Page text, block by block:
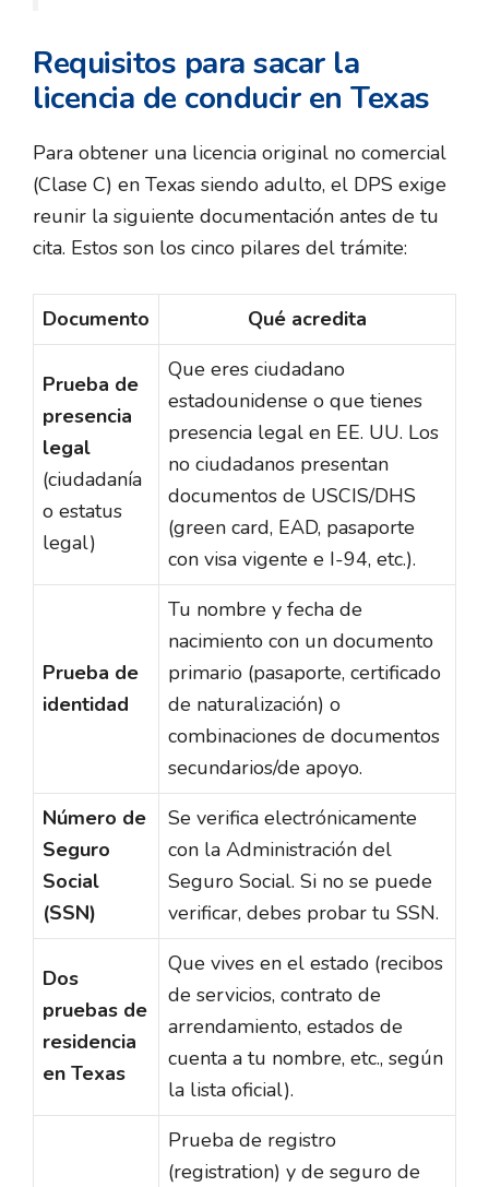
Requisitos para sacar la
licencia de conducir en Texas
Para obtener una licencia original no comercial
(Clase C) en Texas siendo adulto, el DPS exige
reunir la siguiente documentación antes de tu
cita. Estos son los cinco pilares del trámite:
Documento Qué acredita
Prueba de
presencia
legal
(ciudadanía
o estatus
legal)
Que eres ciudadano
estadounidense o que tienes
presencia legal en EE. UU. Los
no ciudadanos presentan
documentos de USCIS/DHS
(green card, EAD, pasaporte
con visa vigente e I-94, etc.).
Prueba de
identidad
Tu nombre y fecha de
nacimiento con un documento
primario (pasaporte, certificado
de naturalización) o
combinaciones de documentos
secundarios/de apoyo.
Número de
Seguro
Social
(SSN)
Se verifica electrónicamente
con la Administración del
Seguro Social. Si no se puede
verificar, debes probar tu SSN.
Dos
pruebas de
residencia
en Texas
Que vives en el estado (recibos
de servicios, contrato de
arrendamiento, estados de
cuenta a tu nombre, etc., según
la lista oficial).
Prueba de registro
(registration) y de seguro de